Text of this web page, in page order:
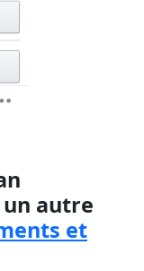
autre
et